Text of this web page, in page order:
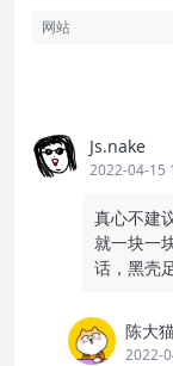
Js.nake
2022-04-15
真心不建
就一块一
话，黑壳
陈大
2022-